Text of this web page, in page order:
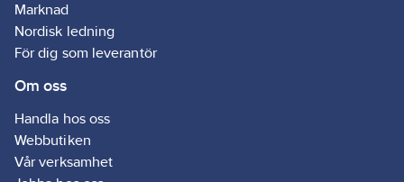
Marknad
Nordisk ledning
För dig som leverantör
Om oss
Handla hos oss
Webbutiken
Vår verksamhet